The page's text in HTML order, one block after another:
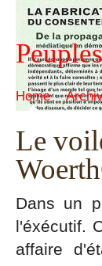
Home
Le
Dans un
l'éxécutif.
affaire